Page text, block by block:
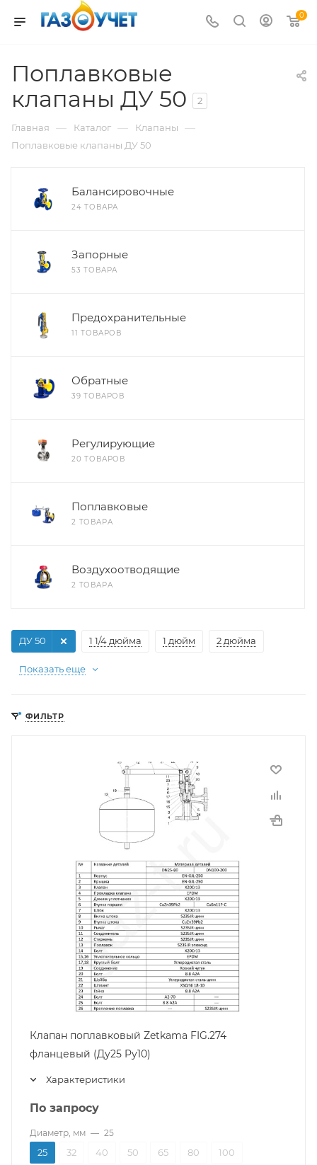
0
Поплавковые
клапаны ДУ 50
2
Главная — Каталог — Клапаны —
Поплавковые клапаны ДУ 50
Балансировочные
24 ТОВАРА
Запорные
53 ТОВАРА
Предохранительные
11 ТОВАРОВ
Обратные
39 ТОВАРОВ
Регулирующие
20 ТОВАРОВ
Поплавковые
2 ТОВАРА
Воздухоотводящие
2 ТОВАРА
1 1/4 дюйма 1 дюйм 2 дюйма
ДУ 50
Показать еще
ФИЛЬТР
Клапан поплавковый Zetkama FIG.274
фланцевый (Ду25 Pу10)
Характеристики
По запросу
Диаметр, мм — 25
25 32 40 50 65 80 100